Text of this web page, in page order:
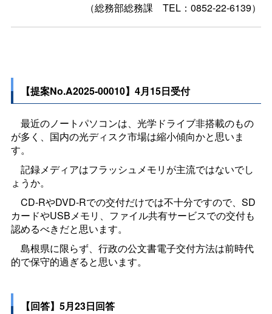
（総務部総務課TEL：0852-22-6139）
【提案No.A2025-00010】4月15日受付
最近のノートパソコンは、光学ドライブ非搭載のもの
が多く、国内の光ディスク市場は縮小傾向かと思いま
す。
記録メディアはフラッシュメモリが主流ではないでし
ょうか。
CD-RやDVD-Rでの交付だけでは不十分ですので、SD
カードやUSBメモリ、ファイル共有サービスでの交付も
認めるべきだと思います。
島根県に限らず、行政の公文書電子交付方法は前時代
的で保守的過ぎると思います。
【回答】5月23日回答